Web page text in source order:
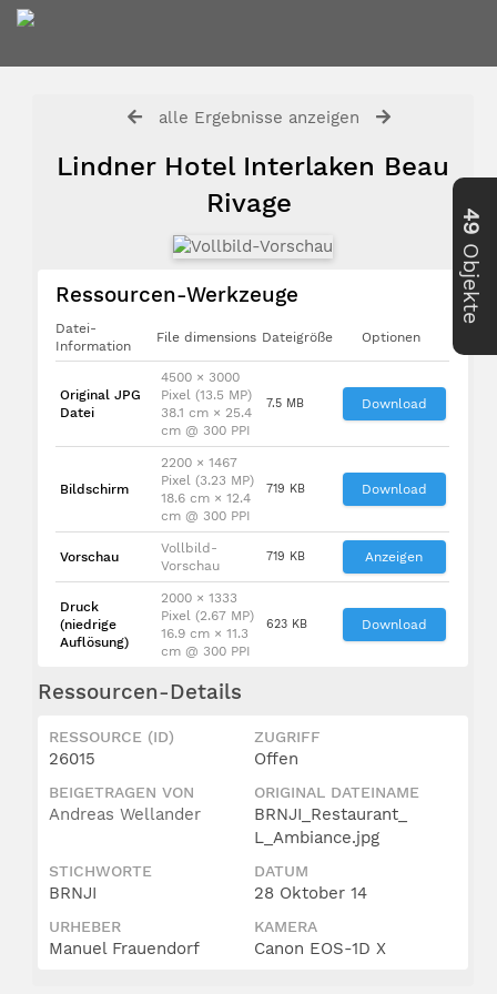
alle Ergebnisse anzeigen
Lindner Hotel Interlaken Beau
Rivage
Ressourcen-Werkzeuge
Datei-
Information
File dimensions Dateigröße Optionen
Original JPG
Datei
4500 × 3000
Pixel (13.5 MP)
38.1 cm × 25.4
cm @ 300 PPI
7.5 MB Download
Bildschirm
2200 × 1467
Pixel (3.23 MP)
18.6 cm × 12.4
cm @ 300 PPI
719 KB Download
Vorschau
Vollbild-
Vorschau
719 KB Anzeigen
Druck
(niedrige
Auflösung)
2000 × 1333
Pixel (2.67 MP)
16.9 cm × 11.3
cm @ 300 PPI
623 KB Download
Ressourcen-Details
RESSOURCE (ID)
26015
ZUGRIFF
Offen
BEIGETRAGEN VON
Andreas Wellander
ORIGINAL DATEINAME
BRNJI_Restaurant_
L_Ambiance.jpg
STICHWORTE
BRNJI
DATUM
28 Oktober 14
URHEBER
Manuel Frauendorf
KAMERA
Canon EOS-1D X
49
Objekte